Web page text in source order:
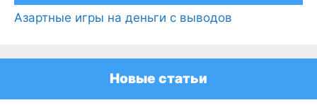
Азартные игры на деньги с выводов
Новые статьи